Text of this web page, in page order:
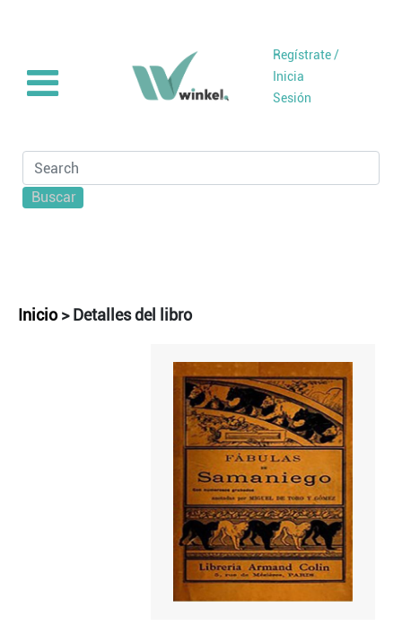
Regístrate /
Inicia
Sesión
Buscar
Inicio >Detalles del libro